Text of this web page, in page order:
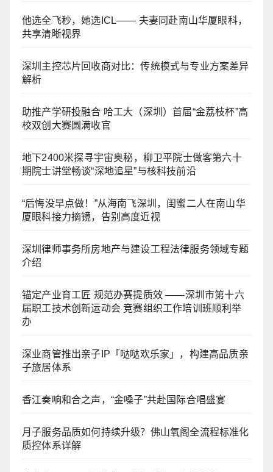
他选全飞秒，她选ICL—— 夫妻同赴南山华厦眼科，
共享清晰视界
深圳主控芯片回收商对比：传统模式与专业方案差异
解析
助推产学研投融合 哈工大（深圳）首届“金荔枝杯”高
校双创大赛圆满收官
地下2400米探寻宇宙奥秘，柳卫平院士做客第六十
期院士讲堂畅谈“深地追星”与核科技前沿
“后悔没早点做！”从海南飞深圳，闺蜜二人在南山华
厦眼科接力摘镜，告别高度近视
深圳律师事务所房地产与建设工程法律服务领域专题
介绍
锚定产业育工匠 规范办赛提质效 ——深圳市第十六
届职工技术创新运动会 竞赛组织工作培训班顺利举
办
深业商管推出亲子IP「哒哒欢乐家」，构建高品质亲
子旅居体系
香江奏响和合之声，“金嗓子”共赴国际合唱盛宴
月子服务品质如何持续升级？佛山氧阁全流程标准化
质控体系详解